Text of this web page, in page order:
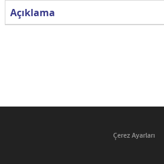
Açıklama
Çerez Ayarları